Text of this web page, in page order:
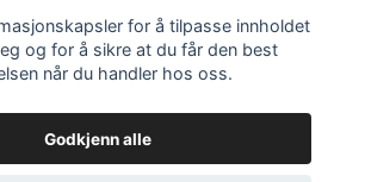
Kjøpsvilkår
Sosiale medier
for å tilpasse innholdet
og for å sikre at du får den best
når du handler hos oss.
Godkjenn alle